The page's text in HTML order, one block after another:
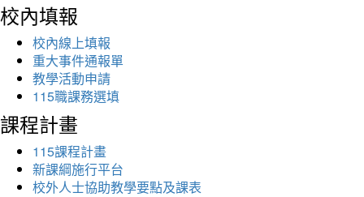
校內填報
校內線上填報
重大事件通報單
教學活動申請
115職課務選填
課程計畫
115課程計畫
新課綱施行平台
校外人士協助教學要點及課表